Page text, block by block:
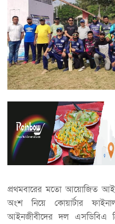
প্রথমবারের মতো আয়োজিত
অংশ নিয়ে কোয়ার্টার
আইনজীবীদের দল এসডিবিএ